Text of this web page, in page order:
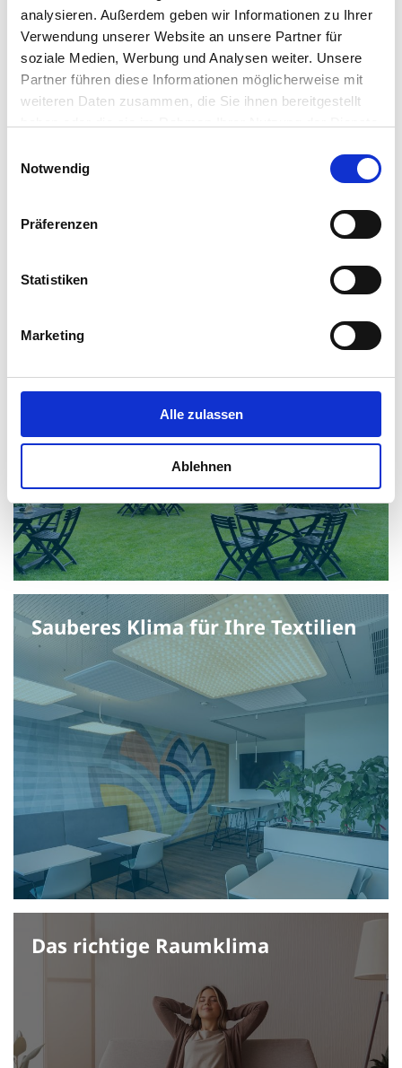
analysieren. Außerdem geben wir Informationen zu Ihrer
Verwendung unserer Website an unsere Partner für
soziale Medien, Werbung und Analysen weiter. Unsere
Partner führen diese Informationen möglicherweise mit
weiteren Daten zusammen, die Sie ihnen bereitgestellt
Vollständige Datenschutzerklärung anzeigen
Notwendig
Präferenzen
Statistiken
Marketing
Alle zulassen
Ablehnen
Sauberes Klima für Ihre Textilien
Das richtige Raumklima